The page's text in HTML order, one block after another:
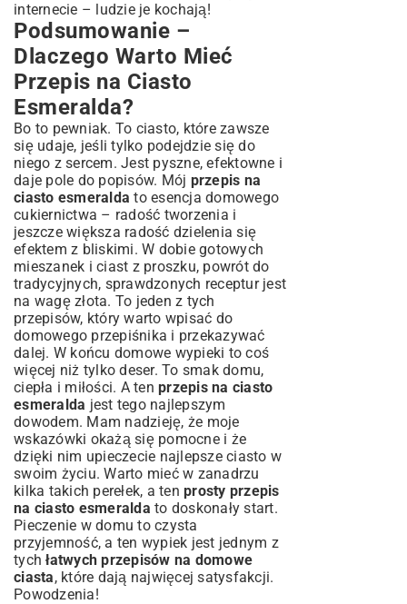
internecie – ludzie je kochają!
Podsumowanie –
Dlaczego Warto Mieć
Przepis na Ciasto
Esmeralda?
Bo to pewniak. To ciasto, które zawsze
się udaje, jeśli tylko podejdzie się do
niego z sercem. Jest pyszne, efektowne i
daje pole do popisów. Mój przepis na
ciasto esmeralda to esencja domowego
cukiernictwa – radość tworzenia i
jeszcze większa radość dzielenia się
efektem z bliskimi. W dobie gotowych
mieszanek i ciast z proszku, powrót do
tradycyjnych, sprawdzonych receptur jest
na wagę złota. To jeden z tych
przepisów, który warto wpisać do
domowego przepiśnika i przekazywać
dalej. W końcu domowe wypieki to coś
więcej niż tylko deser. To smak domu,
ciepła i miłości. A ten przepis na ciasto
esmeralda jest tego najlepszym
dowodem. Mam nadzieję, że moje
wskazówki okażą się pomocne i że
dzięki nim upieczecie najlepsze ciasto w
swoim życiu. Warto mieć w zanadrzu
kilka takich perełek, a ten prosty przepis
na ciasto esmeralda to doskonały start.
Pieczenie w domu to czysta
przyjemność, a ten wypiek jest jednym z
tychłatwych przepisów na domowe
ciasta, które dają najwięcej satysfakcji.
Powodzenia!